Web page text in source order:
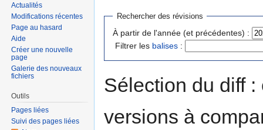
Rechercher des révisions
À partir de l'année (et précédentes) :
Filtrer les balises :
Sélection du diff
versions à
Actualités
Modifications récentes
Page au hasard
Aide
Créer une nouvelle
page
Galerie des nouveaux
fichiers
Outils
Pages liées
Suivi des pages liées